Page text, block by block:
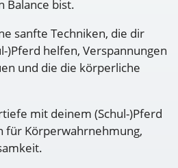
Balance bist.
sanfte Techniken, die dir
)Pferd helfen, Verspannungen
und die die körperliche
mit deinem (Schul-)Pferd
für Körperwahrnehmung,